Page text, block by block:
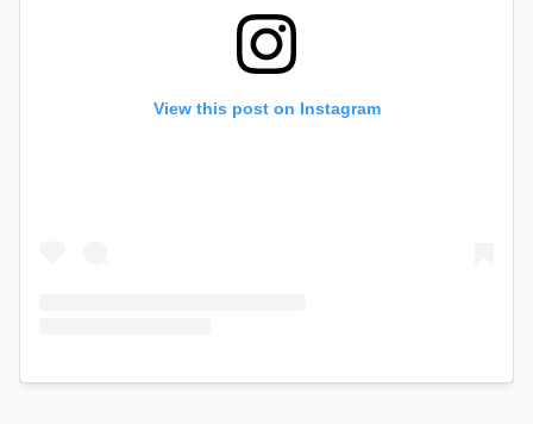
View this post on Instagram